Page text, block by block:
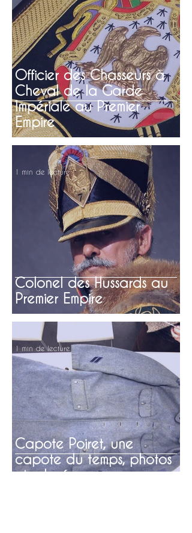
Officier des Chasseurs à
Cheval de la Garde
Impériale au Premier
Empire
Colonel des Hussards au
Premier Empire
1 min de lecture
Capote Poiret, une
capote du temps, photos
et relevés
1 min de lecture